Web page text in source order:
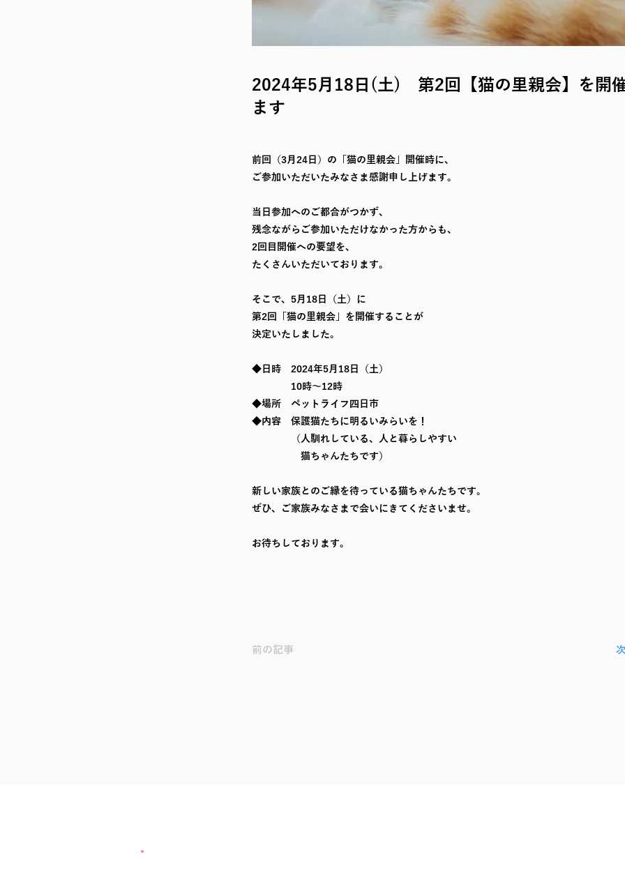
2024年5月18日(土) 第2回【猫の里親会】を開
ます
前回（3月24日）の「猫の里親会」開催時に、
ご参加いただいたみなさま感謝申し上げます。
当日参加へのご都合がつかず、
残念ながらご参加いただけなかった方からも、
2回目開催への要望を、
たくさんいただいております。
そこで、5月18日（土）に
第2回「猫の里親会」を開催することが
決定いたしました。
◆日時 2024年5月18日（土）
10時～12時
◆場所 ペットライフ四日市
◆内容 保護猫たちに明るいみらいを！
（人馴れしている、人と暮らしやすい
猫ちゃんたちです）
新しい家族とのご縁を待っている猫ちゃんたちです。
ぜひ、ご家族みなさまで会いにきてくださいませ。
お待ちしております。
前の記事